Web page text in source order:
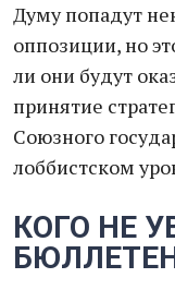
Думу попадут
оппозиции, но
ли они будут
принятие
Союзного
лоббистском
КОГО НЕ